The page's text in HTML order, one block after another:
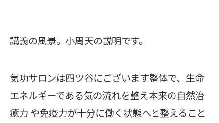
講義の風景。小周天の説明です。
気功サロンは四ツ谷にございます整体で、生命
エネルギーである気の流れを整え本来の自然治
癒力 や免疫力が十分に働く状態へと整えること